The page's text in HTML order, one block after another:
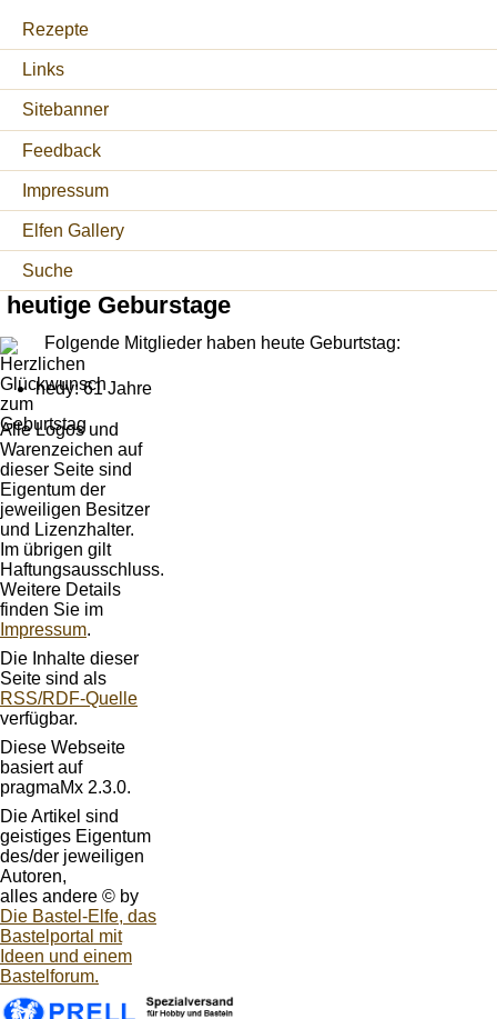
Rezepte
Links
Sitebanner
Feedback
Impressum
Elfen Gallery
Suche
heutige Geburstage
Folgende Mitglieder haben heute Geburtstag:
hedy: 61 Jahre
Alle Logos und
Warenzeichen auf
dieser Seite sind
Eigentum der
jeweiligen Besitzer
und Lizenzhalter.
Im übrigen gilt
Haftungsausschluss.
Weitere Details
finden Sie im
Impressum.
Die Inhalte dieser
Seite sind als
RSS/RDF-Quelle
verfügbar.
Diese Webseite
basiert auf
pragmaMx 2.3.0.
Die Artikel sind
geistiges Eigentum
des/der jeweiligen
Autoren,
alles andere © by
Die Bastel-Elfe, das
Bastelportal mit
Ideen und einem
Bastelforum.